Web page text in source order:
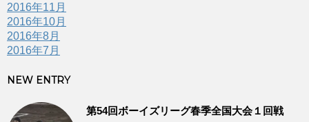
2016年11月
2016年10月
2016年8月
2016年7月
NEW ENTRY
第54回ボーイズリーグ春季全国大会１回戦